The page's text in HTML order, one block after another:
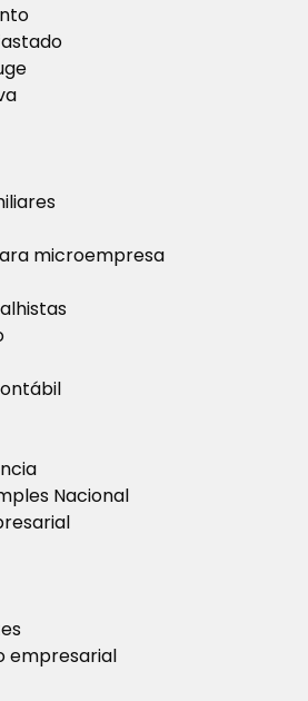
microempresa
Nacional
empresarial